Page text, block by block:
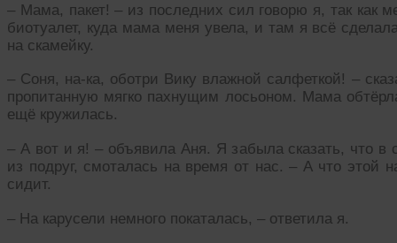
– Мама, пакет! – из последних сил говорю я, так как
биотуалет, куда мама меня увела, и там я всё
на скамейку.
– Соня, на-ка, оботри Вику влажной салфеткой! –
пропитанную мягко пахнущим лосьоном. Мама
ещё кружилась.
– А вот и я! – объявила Аня. Я забыла сказать, что в
из подруг, смоталась на время от нас. – А что этой
сидит.
– На карусели немного покаталась, – ответила я.